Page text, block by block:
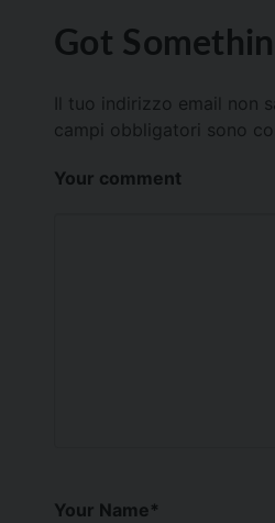
Got
Il tuo indirizzo email non
campi obbligatori sono
Your comment
Your Name*